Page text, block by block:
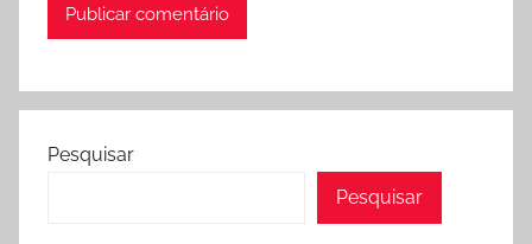
Pesquisar
Pesquisar